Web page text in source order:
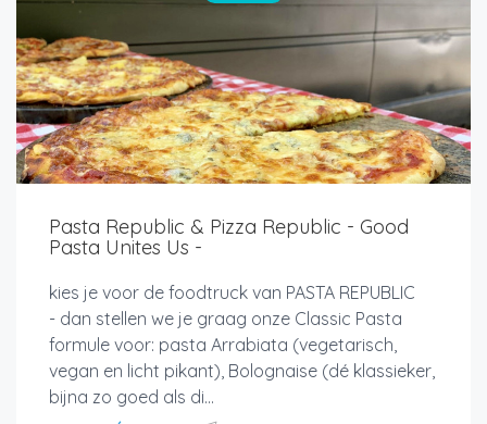
Pasta Republic & Pizza Republic - Good
Pasta Unites Us -
kies je voor de foodtruck van PASTA REPUBLIC
- dan stellen we je graag onze Classic Pasta
formule voor: pasta Arrabiata (vegetarisch,
vegan en licht pikant), Bolognaise (dé klassieker,
bijna zo goed als di...